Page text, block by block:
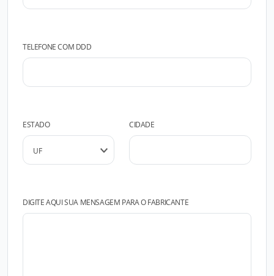
TELEFONE COM DDD
ESTADO CIDADE
DIGITE AQUI SUA MENSAGEM PARA O FABRICANTE